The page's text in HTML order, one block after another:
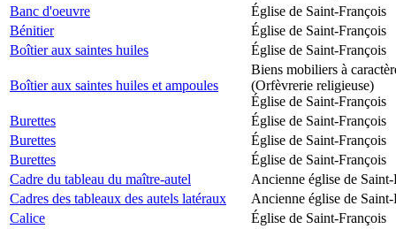
Banc d'oeuvre
Église de Saint-François
Bénitier
Église de Saint-François
Boîtier aux saintes huiles
Église de Saint-François
Boîtier aux saintes huiles et ampoules
Biens mobiliers à
(Orfèvrerie religieuse)
Église de Saint-François
Burettes
Église de Saint-François
Burettes
Église de Saint-François
Burettes
Église de Saint-François
Cadre du tableau du maître-autel
Ancienne église de Saint-
Cadres des tableaux des autels latéraux
Ancienne église de Saint-
Calice
Église de Saint-François